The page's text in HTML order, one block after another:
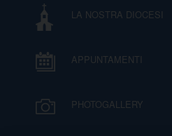
PARROCCHIE
LA NOSTRA DIOCESI
APPUNTAMENTI
PHOTOGALLERY